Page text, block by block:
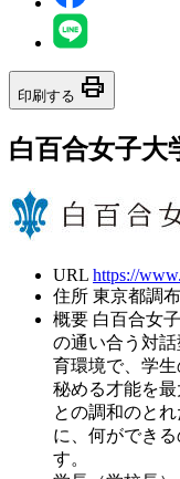
印刷する print
白百合女子大
URL https://
住所 東京都調
概要 白百合女
の通い合う対
育環境で、学
秘める才能を
との調和のと
に、何ができ
す。